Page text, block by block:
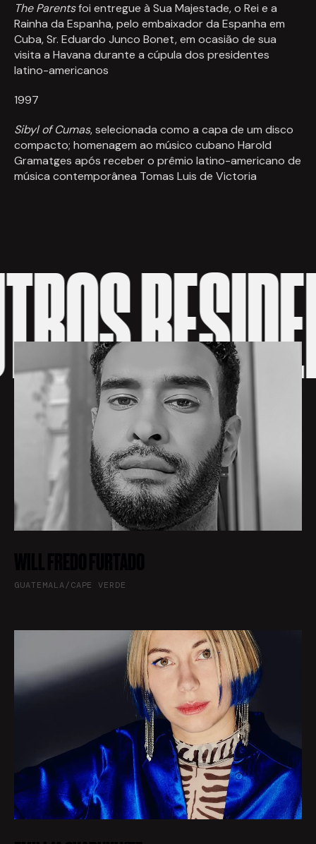
The Parentsfoi entregue à Sua Majestade, o Rei e a
Rainha da Espanha, pelo embaixador da Espanha em
Cuba, Sr. Eduardo Junco Bonet, em ocasião de sua
visita a Havana durante a cúpula dos presidentes
latino-americanos
1997
Sibyl of Cumas, selecionada como a capa de um disco
compacto; homenagem ao músico cubano Harold
Gramatges após receber o prêmio latino-americano de
música contemporânea Tomas Luis de Victoria
GUATEMALA/CAPE VERDE